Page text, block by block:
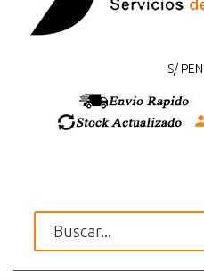
S/ PEN